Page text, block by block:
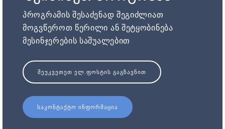
პროგრამის შესაძენად შეგიძლიათ
მოგვწეროთ წერილი ან შეტყობინება
მესინჯერების საშუალებით
ᲨᲔᲣᲙᲕᲔᲗᲔᲗ ᲔᲚ.ᲤᲝᲡᲢᲘᲡ ᲒᲐᲒᲖᲐᲕᲜᲘᲗ
ᲡᲐᲙᲝᲜᲢᲐᲥᲢᲝ ᲘᲜᲤᲝᲠᲛᲐᲪᲘᲐ